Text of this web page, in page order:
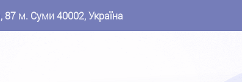
87 м. Суми 40002, Україна